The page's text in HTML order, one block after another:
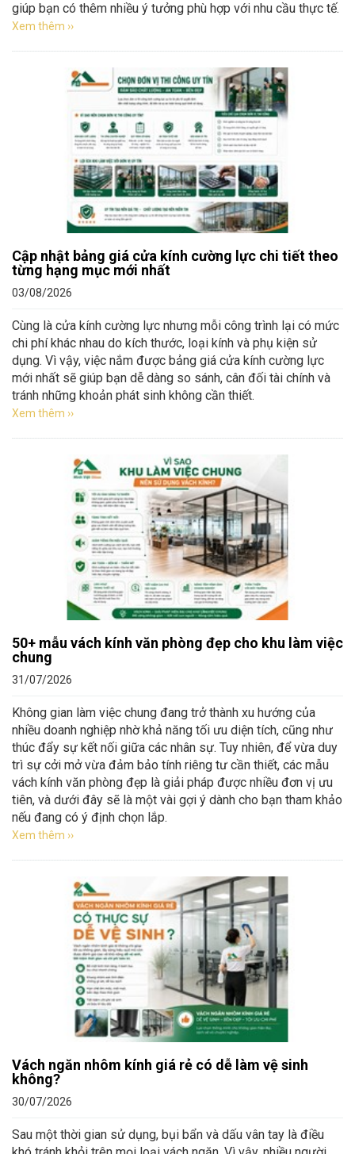
giúp bạn có thêm nhiều ý tưởng phù hợp với nhu cầu thực tế.
Xem thêm ››
Cập nhật bảng giá cửa kính cường lực chi tiết theo
từng hạng mục mới nhất
03/08/2026
Cùng là cửa kính cường lực nhưng mỗi công trình lại có mức
chi phí khác nhau do kích thước, loại kính và phụ kiện sử
dụng. Vì vậy, việc nắm được bảng giá cửa kính cường lực
mới nhất sẽ giúp bạn dễ dàng so sánh, cân đối tài chính và
tránh những khoản phát sinh không cần thiết.
Xem thêm ››
50+ mẫu vách kính văn phòng đẹp cho khu làm việc
chung
31/07/2026
Không gian làm việc chung đang trở thành xu hướng của
nhiều doanh nghiệp nhờ khả năng tối ưu diện tích, cũng như
thúc đẩy sự kết nối giữa các nhân sự. Tuy nhiên, để vừa duy
trì sự cởi mở vừa đảm bảo tính riêng tư cần thiết, các mẫu
vách kính văn phòng đẹp là giải pháp được nhiều đơn vị ưu
tiên, và dưới đây sẽ là một vài gợi ý dành cho bạn tham khảo
nếu đang có ý định chọn lắp.
Xem thêm ››
Vách ngăn nhôm kính giá rẻ có dễ làm vệ sinh
không?
30/07/2026
Sau một thời gian sử dụng, bụi bẩn và dấu vân tay là điều